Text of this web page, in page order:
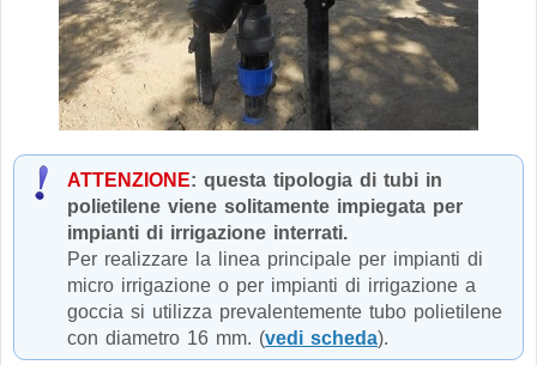
ATTENZIONE: questa tipologia di tubi in
polietilene viene solitamente impiegata per
impianti di irrigazione interrati.
Per realizzare la linea principale per impianti di
micro irrigazione o per impianti di irrigazione a
goccia si utilizza prevalentemente tubo polietilene
con diametro 16 mm. (vedi scheda).